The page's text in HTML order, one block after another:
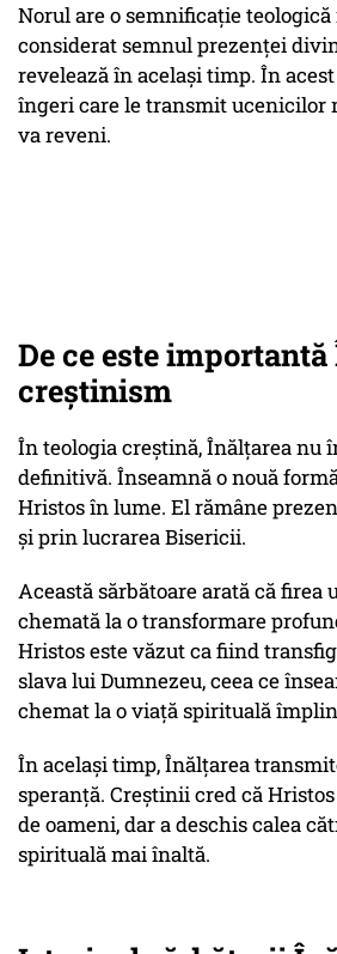
Norul are o semnificație
considerat semnul prezenței
revelează în același timp. În
îngeri care le transmit ucenicilor
va reveni.
De ce este
creștinism
În teologia creștină, Înălțarea nu
definitivă. Înseamnă o nouă
Hristos în lume. El rămâne
și prin lucrarea Bisericii.
Această sărbătoare arată că firea
chemată la o transformare
Hristos este văzut ca fiind
slava lui Dumnezeu, ceea ce
chemat la o viață spirituală
În același timp, Înălțarea
speranță. Creștinii cred că
de oameni, dar a deschis calea
spirituală mai înaltă.